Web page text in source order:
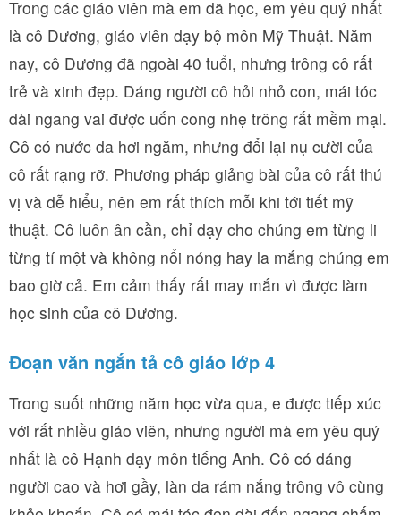
Trong các giáo viên mà em đã học, em yêu quý nhất
là cô Dương, giáo viên dạy bộ môn Mỹ Thuật. Năm
nay, cô Dương đã ngoài 40 tuổi, nhưng trông cô rất
trẻ và xinh đẹp. Dáng người cô hỏi nhỏ con, mái tóc
dài ngang vai được uốn cong nhẹ trông rất mềm mại.
Cô có nước da hơi ngăm, nhưng đổi lại nụ cười của
cô rất rạng rỡ. Phương pháp giảng bài của cô rất thú
vị và dễ hiểu, nên em rất thích mỗi khi tới tiết mỹ
thuật. Cô luôn ân cần, chỉ dạy cho chúng em từng li
từng tí một và không nổi nóng hay la mắng chúng em
bao giờ cả. Em cảm thấy rất may mắn vì được làm
học sinh của cô Dương.
Đoạn văn ngắn tả cô giáo lớp 4
Trong suốt những năm học vừa qua, e được tiếp xúc
với rất nhiều giáo viên, nhưng người mà em yêu quý
nhất là cô Hạnh dạy môn tiếng Anh. Cô có dáng
người cao và hơi gầy, làn da rám nắng trông vô cùng